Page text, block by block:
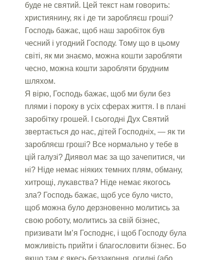
буде не святий. Цей текст нам говорить:
християнину, як і де ти заробляєш гроші?
Господь бажає, щоб наш заробіток був
чесний і угодний Господу. Тому що в цьому
світі, як ми знаємо, можна кошти заробляти
чесно, можна кошти заробляти брудним
шляхом.
Я вірю, Господь бажає, щоб ми були без
плями і пороку в усіх сферах життя. І в плані
заробітку грошей. І сьогодні Дух Святий
звертається до нас, дітей Господніх, — як ти
заробляєш гроші? Все нормально у тебе в
цій галузі? Диявол має за що зачепитися, чи
ні? Ніде немає ніяких темних плям, обману,
хитрощі, лукавства? Ніде немає якогось
зла? Господь бажає, щоб усе було чисто,
щоб можна було дерзновенно молитись за
свою роботу, молитись за свій бізнес,
призивати Ім’я Господнє, і щоб Господу була
можливість прийти і благословити бізнес. Бо
якщо там є якесь беззаконня, огидні (або